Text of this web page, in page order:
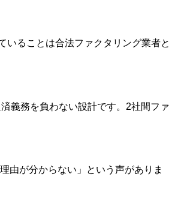
いることは合法ファクタリング業者と
義務を負わない設計です。2社間ファ
由が分からない」という声がありま